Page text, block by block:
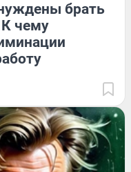
брать
чему